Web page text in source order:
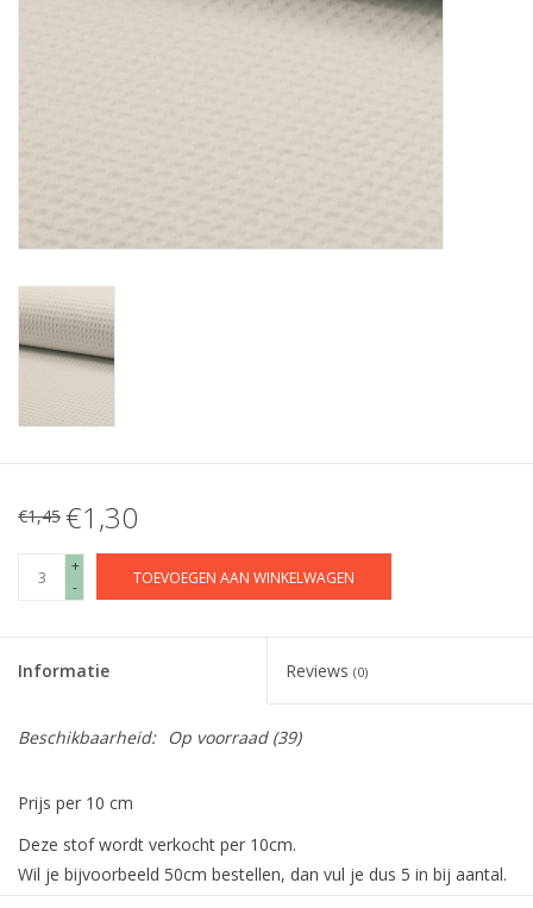
€1,45 €1,30
+
-
TOEVOEGEN AAN WINKELWAGEN
Informatie Reviews (0)
Beschikbaarheid: Op voorraad(39)
Prijs per 10 cm
Deze stof wordt verkocht per 10cm.
Wil je bijvoorbeeld 50cm bestellen, dan vul je dus 5 in bij aantal.